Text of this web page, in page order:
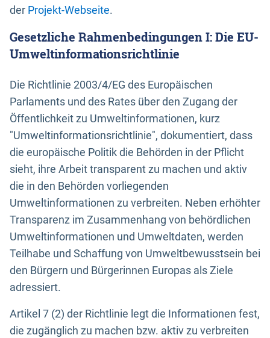
der Projekt-Webseite.
Gesetzliche Rahmenbedingungen I: Die EU-
Umweltinformationsrichtlinie
Die Richtlinie 2003/4/EG des Europäischen
Parlaments und des Rates über den Zugang der
Öffentlichkeit zu Umweltinformationen, kurz
"Umweltinformationsrichtlinie", dokumentiert, dass
die europäische Politik die Behörden in der Pflicht
sieht, ihre Arbeit transparent zu machen und aktiv
die in den Behörden vorliegenden
Umweltinformationen zu verbreiten. Neben erhöhter
Transparenz im Zusammenhang von behördlichen
Umweltinformationen und Umweltdaten, werden
Teilhabe und Schaffung von Umweltbewusstsein bei
den Bürgern und Bürgerinnen Europas als Ziele
adressiert.
Artikel 7 (2) der Richtlinie legt die Informationen fest,
die zugänglich zu machen bzw. aktiv zu verbreiten